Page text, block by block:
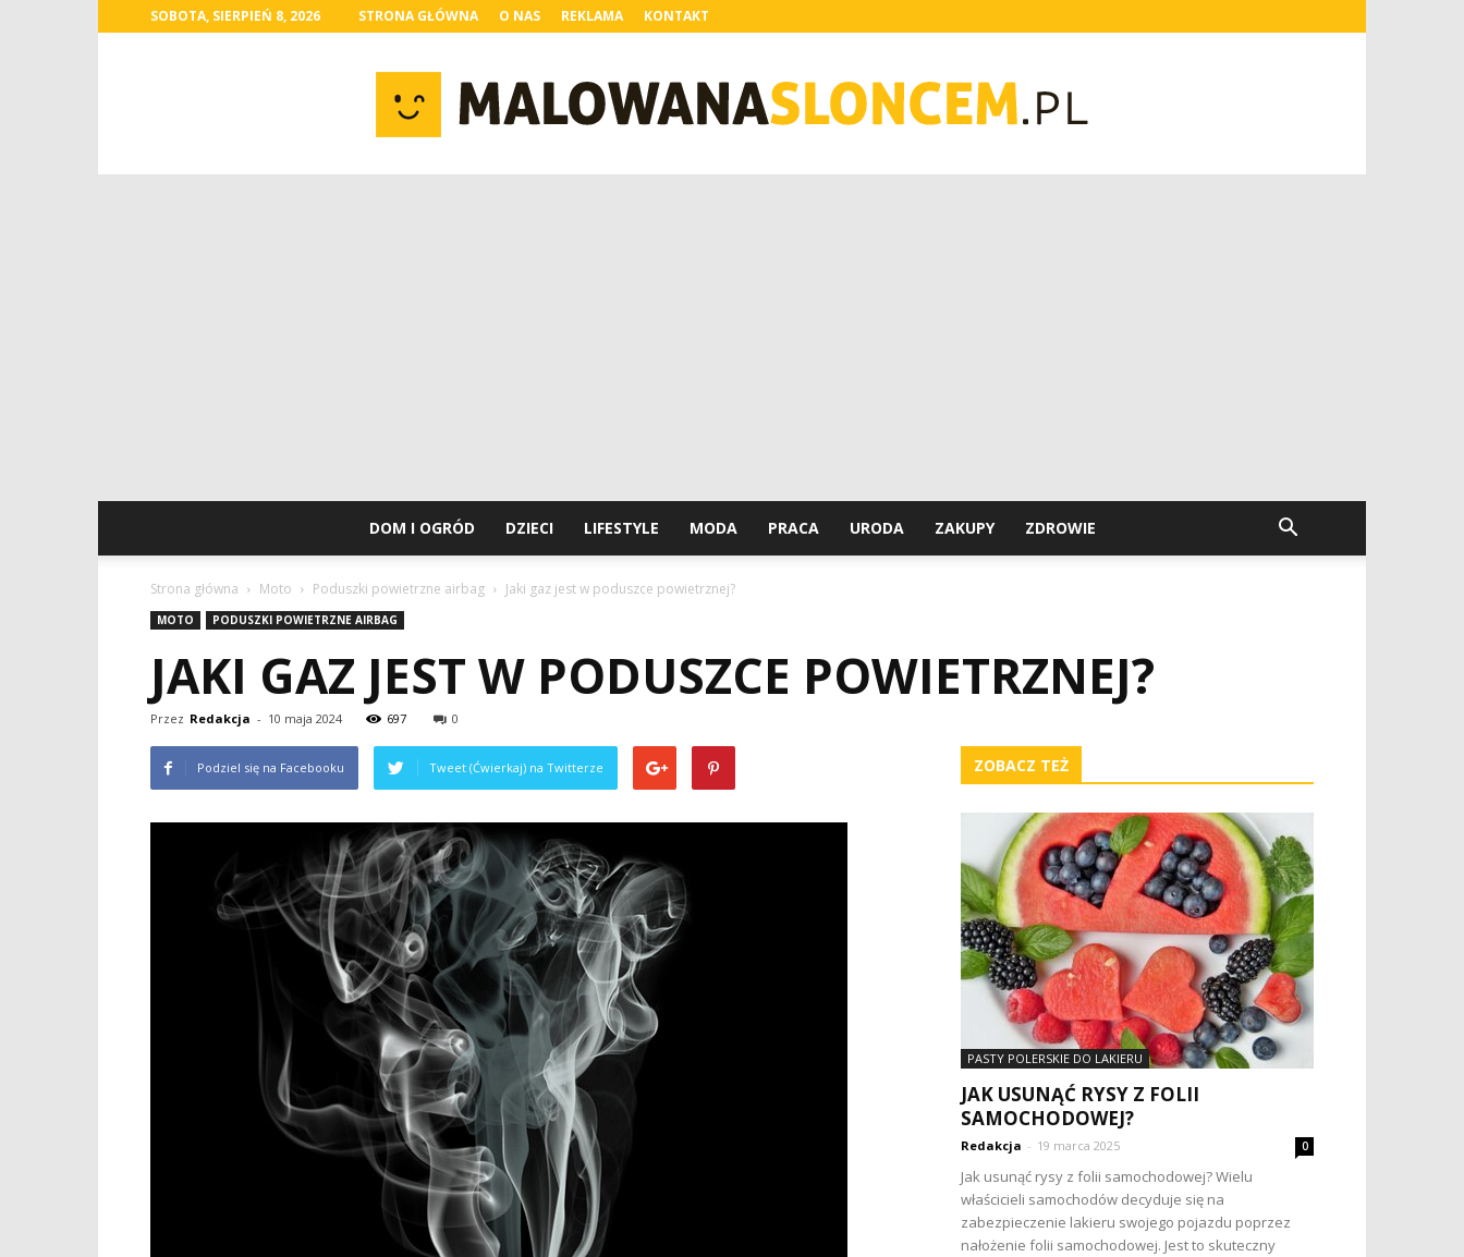
SOBOTA, SIERPIEŃ 8, 2026 STRONA GŁÓWNA O NAS REKLAMA KONTAKT
DOM I OGRÓD DZIECI LIFESTYLE MODA PRACA URODA ZAKUPY ZDROWIE
Strona główna Moto Poduszki powietrzne airbag Jaki gaz jest w poduszce powietrznej?
MOTO PODUSZKI POWIETRZNE AIRBAG
JAKI GAZ JEST W PODUSZCE POWIETRZNEJ?
Przez Redakcja - 10 maja 2024 697 0
Podziel się na Facebooku Tweet (Ćwierkaj) na Twitterze ZOBACZ TEŻ
PASTY POLERSKIE DO LAKIERU
JAK USUNĄĆ RYSY Z FOLII
SAMOCHODOWEJ?
Redakcja - 19 marca 2025 0
Jak usunąć rysy z folii samochodowej? Wielu
właścicieli samochodów decyduje się na
zabezpieczenie lakieru swojego pojazdu poprzez
nałożenie folii samochodowej. Jest to skuteczny